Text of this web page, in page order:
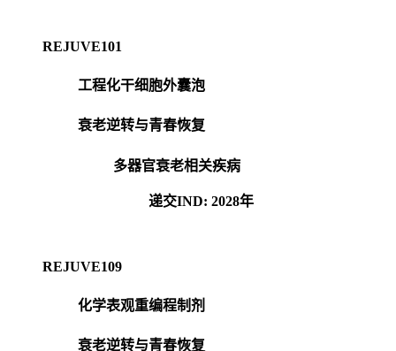
REJUVE101
工程化干细胞外囊泡
衰老逆转与青春恢复
多器官衰老相关疾病
递交IND: 2028年
REJUVE109
化学表观重编程制剂
衰老逆转与青春恢复